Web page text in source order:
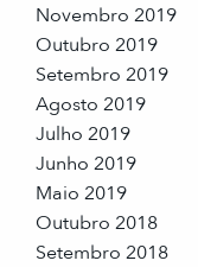
Novembro 2019
Outubro 2019
Setembro 2019
Agosto 2019
Julho 2019
Junho 2019
Maio 2019
Outubro 2018
Setembro 2018